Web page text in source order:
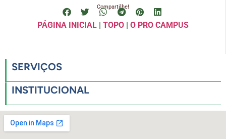
Compartilhe!
PÁGINA INICIAL| TOPO| O PRO CAMPUS
SERVIÇOS
INSTITUCIONAL